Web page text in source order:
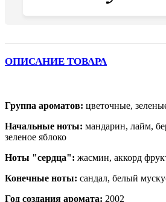
ОПИСАНИЕ ТОВАРА
Группа ароматов: цветочные,
Начальные ноты: мандарин, лайм,
зеленое яблоко
Ноты "сердца": жасмин, аккорд
Конечные ноты: сандал, белый
Год создания аромата: 2002